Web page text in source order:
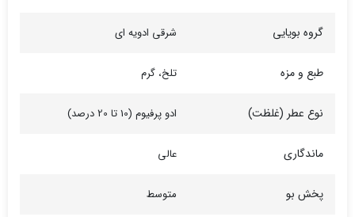
گروه بویایی شرقی ادویه ای
طبع و مزه تلخ، گرم
نوع عطر (غلظت) ادو پرفیوم (10 تا 20 درصد)
ماندگاری عالی
پخش بو متوسط